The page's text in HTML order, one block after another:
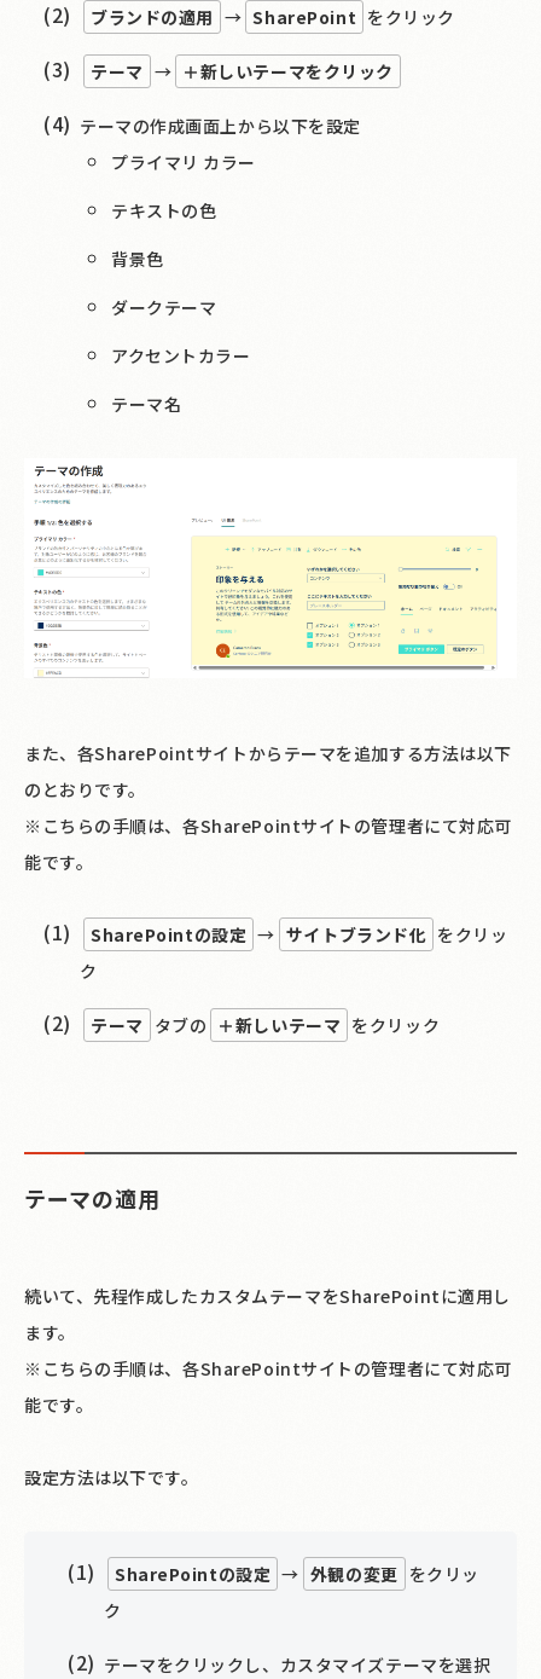
ブランドの適用 → SharePoint をクリック
テーマ → ＋新しいテーマをクリック
テーマの作成画面上から以下を設定
プライマリ カラー
テキストの色
背景色
ダークテーマ
アクセントカラー
テーマ名
また、各SharePointサイトからテーマを追加する方法は以下
のとおりです。
※こちらの手順は、各SharePointサイトの管理者にて対応可
能です。
SharePointの設定 → サイトブランド化 をクリッ
ク
テーマ タブの ＋新しいテーマ をクリック
テーマの適用
続いて、先程作成したカスタムテーマをSharePointに適用し
ます。
※こちらの手順は、各SharePointサイトの管理者にて対応可
能です。
設定方法は以下です。
SharePointの設定 → 外観の変更 をクリッ
ク
テーマをクリックし、カスタマイズテーマを選択